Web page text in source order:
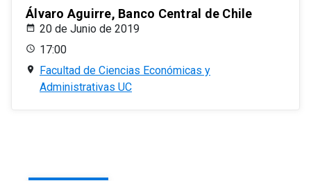
Álvaro Aguirre, Banco Central de Chile
20 de Junio de 2019
17:00
Facultad de Ciencias Económicas y
Administrativas UC